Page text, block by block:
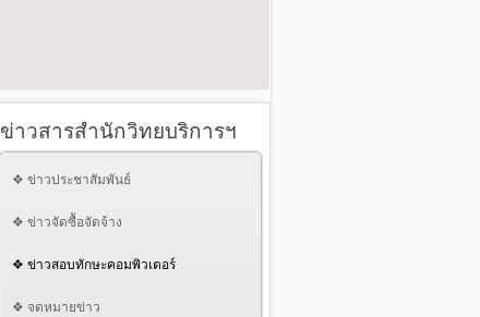
ข่าวสารสำนักวิทยบริการฯ
❖ ข่าวประชาสัมพันธ์
❖ ข่าวจัดซื้อจัดจ้าง
❖ ข่าวสอบทักษะคอมพิวเตอร์
❖ จดหมายข่าว